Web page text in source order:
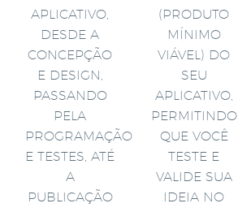
APLICATIVO,
DESDE A
CONCEPÇÃO
E DESIGN,
PASSANDO
PELA
PROGRAMAÇÃO
E TESTES, ATÉ
A
PUBLICAÇÃO
(PRODUTO
MÍNIMO
VIÁVEL) DO
SEU
APLICATIVO,
PERMITINDO
QUE VOCÊ
TESTE E
VALIDE SUA
IDEIA NO